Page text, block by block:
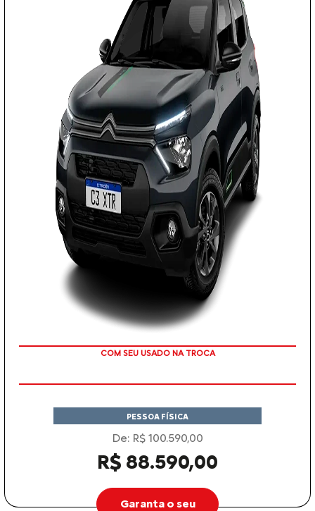
COM SEU USADO NA TROCA
PESSOA FÍSICA
De: R$ 100.590,00
R$ 88.590,00
Garanta o seu